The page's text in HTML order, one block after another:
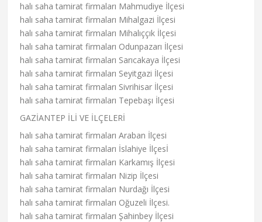
halı saha tamirat firmaları Mahmudiye İlçesi
halı saha tamirat firmaları Mihalgazi İlçesi
halı saha tamirat firmaları Mihalıççık İlçesi
halı saha tamirat firmaları Odunpazarı İlçesi
halı saha tamirat firmaları Sarıcakaya İlçesi
halı saha tamirat firmaları Seyitgazi İlçesi
halı saha tamirat firmaları Sivrihisar İlçesi
halı saha tamirat firmaları Tepebaşı İlçesi
GAZİANTEP İLİ VE İLÇELERİ
halı saha tamirat firmaları Araban İlçesi
halı saha tamirat firmaları İslahiye İlçesİ
halı saha tamirat firmaları Karkamış İlçesi
halı saha tamirat firmaları Nizip İlçesi
halı saha tamirat firmaları Nurdağı İlçesi
halı saha tamirat firmaları Oğuzeli İlçesi.
halı saha tamirat firmaları Şahinbey İlçesi